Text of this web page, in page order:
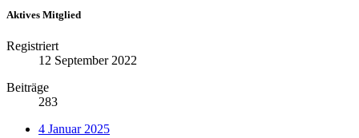
Aktives Mitglied
Registriert
12 September 2022
Beiträge
283
4 Januar 2025